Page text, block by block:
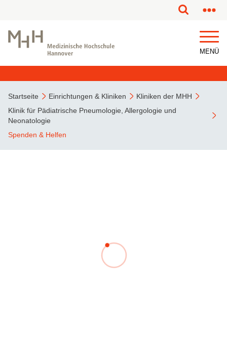
MENÜ
Startseite Einrichtungen & Kliniken
Kliniken der MHH
Klinik für Pädiatrische Pneumologie, Allergologie und
Neonatologie
Spenden & Helfen